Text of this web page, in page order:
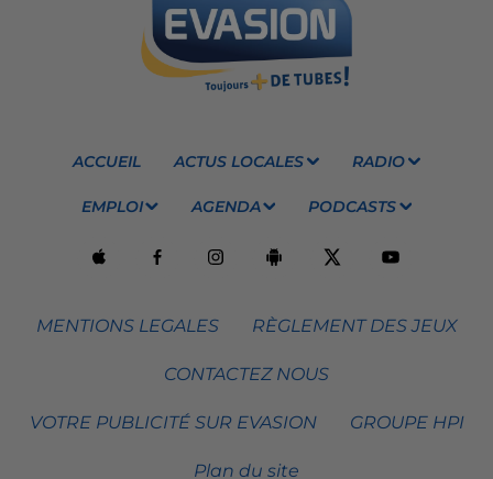
ACCUEIL ACTUS LOCALES RADIO
EMPLOI AGENDA PODCASTS
MENTIONS LEGALES RÈGLEMENT DES JEUX
CONTACTEZ NOUS
VOTRE PUBLICITÉ SUR EVASION GROUPE HPI
Plan du site